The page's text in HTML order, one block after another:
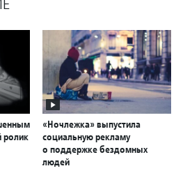
ролик
«Ночлежка» выпустила
социальную рекламу
о поддержке бездомных
людей